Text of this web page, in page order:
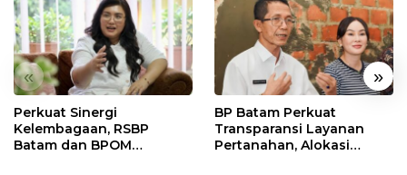
« »
Perkuat Sinergi
Kelembagaan, RSBP
Batam dan BPOM
BP Batam Perkuat
Transparansi Layanan
Pertanahan, Alokasi